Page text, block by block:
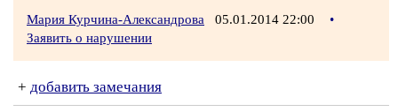
Мария Курчина-Александрова 05.01.2014 22:00
•
Заявить о нарушении
+ добавить замечания